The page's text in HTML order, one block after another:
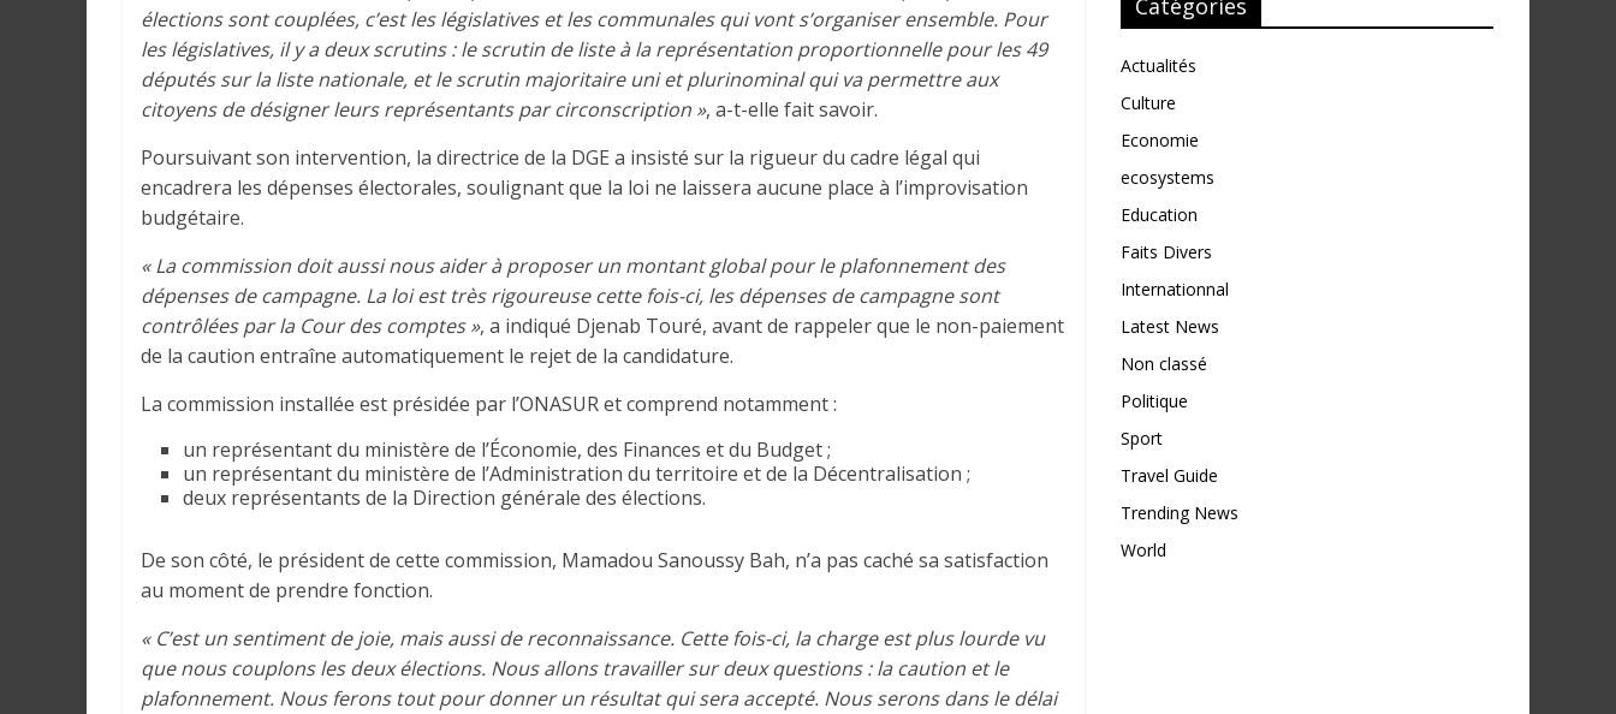
élections sont couplées, c’est les législatives et les communales qui vont s’organiser ensemble. Pour
les législatives, il y a deux scrutins : le scrutin de liste à la représentation proportionnelle pour les 49
députés sur la liste nationale, et le scrutin majoritaire uni et plurinominal qui va permettre aux
citoyens de désigner leurs représentants par circonscription », a-t-elle fait savoir.
Poursuivant son intervention, la directrice de la DGE a insisté sur la rigueur du cadre légal qui
encadrera les dépenses électorales, soulignant que la loi ne laissera aucune place à l’improvisation
budgétaire.
« La commission doit aussi nous aider à proposer un montant global pour le plafonnement des
dépenses de campagne. La loi est très rigoureuse cette fois-ci, les dépenses de campagne sont
contrôlées par la Cour des comptes », a indiqué Djenab Touré, avant de rappeler que le non-paiement
de la caution entraîne automatiquement le rejet de la candidature.
La commission installée est présidée par l’ONASUR et comprend notamment :
un représentant du ministère de l’Économie, des Finances et du Budget ;
un représentant du ministère de l’Administration du territoire et de la Décentralisation ;
deux représentants de la Direction générale des élections.
De son côté, le président de cette commission, Mamadou Sanoussy Bah, n’a pas caché sa satisfaction
au moment de prendre fonction.
« C’est un sentiment de joie, mais aussi de reconnaissance. Cette fois-ci, la charge est plus lourde vu
que nous couplons les deux élections. Nous allons travailler sur deux questions : la caution et le
plafonnement. Nous ferons tout pour donner un résultat qui sera accepté. Nous serons dans le délai
Catégories
Actualités
Culture
Economie
ecosystems
Education
Faits Divers
Internationnal
Latest News
Non classé
Politique
Sport
Travel Guide
Trending News
World